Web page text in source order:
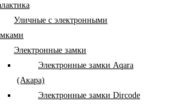
Уличные с электронными
Электронные замки
Электронные замки Aqara
(Акара)
Электронные замки Dircode